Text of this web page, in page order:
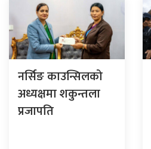
नर्सिङ काउन्सिलको
अध्यक्षमा शकुन्तला
प्रजापति